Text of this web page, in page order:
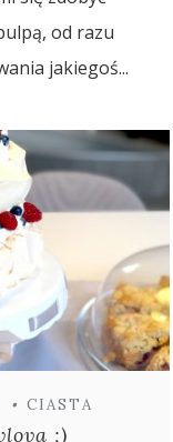
od razu
jakiegoś...
• CIASTA
;)